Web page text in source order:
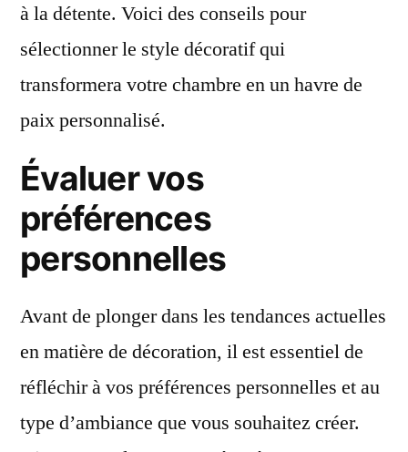
à la détente. Voici des conseils pour
sélectionner le style décoratif qui
transformera votre chambre en un havre de
paix personnalisé.
Évaluer vos
préférences
personnelles
Avant de plonger dans les tendances actuelles
en matière de décoration, il est essentiel de
réfléchir à vos préférences personnelles et au
type d’ambiance que vous souhaitez créer.